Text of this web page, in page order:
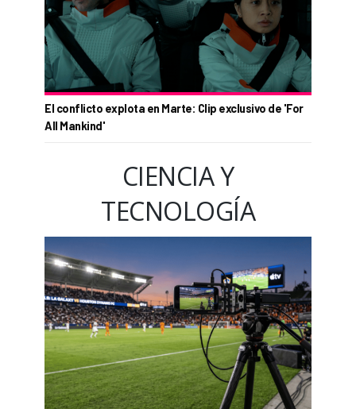
El conflicto explota en Marte: Clip exclusivo de 'For
All Mankind'
CIENCIA Y
TECNOLOGÍA